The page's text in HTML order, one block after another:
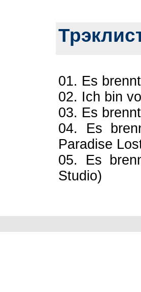
01. Es
02. Ich bin
03. Es
04. Es
Paradise
05. Es
Studio)